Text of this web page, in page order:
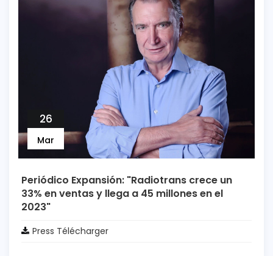
26
Mar
Periódico Expansión: "Radiotrans crece un
33% en ventas y llega a 45 millones en el
2023"
Press Télécharger